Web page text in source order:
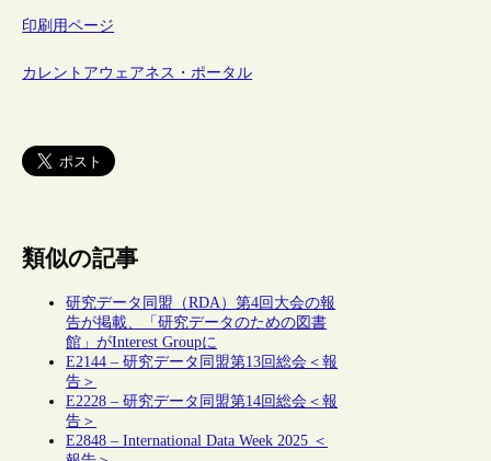
印刷用ページ
カレントアウェアネス・ポータル
類似の記事
研究データ同盟（RDA）第4回大会の報
告が掲載、「研究データのための図書
館」がInterest Groupに
E2144 – 研究データ同盟第13回総会＜報
告＞
E2228 – 研究データ同盟第14回総会＜報
告＞
E2848 – International Data Week 2025 ＜